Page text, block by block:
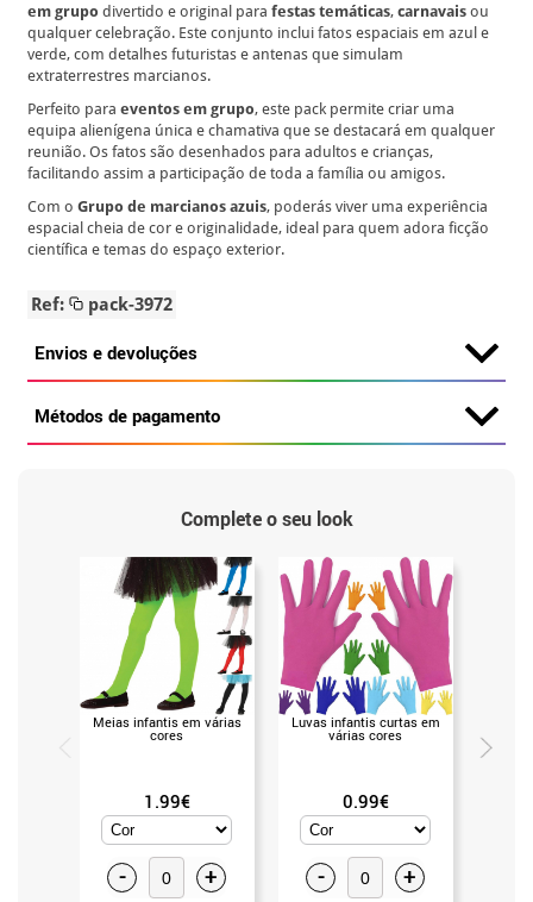
em grupo divertido e original parafestas temáticas,carnavais ou
qualquer celebração. Este conjunto inclui fatos espaciais em azul e
verde, com detalhes futuristas e antenas que simulam
extraterrestres marcianos.
Perfeito paraeventos em grupo, este pack permite criar uma
equipa alienígena única e chamativa que se destacará em qualquer
reunião. Os fatos são desenhados para adultos e crianças,
facilitando assim a participação de toda a família ou amigos.
Com oGrupo de marcianos azuis, poderás viver uma experiência
espacial cheia de cor e originalidade, ideal para quem adora ficção
científica e temas do espaço exterior.
Ref: pack-3972
Envios e devoluções
Métodos de pagamento
Complete o seu look
Meias infantis em várias
cores
1.99€
- +
Luvas infantis curtas em
várias cores
0.99€
- +